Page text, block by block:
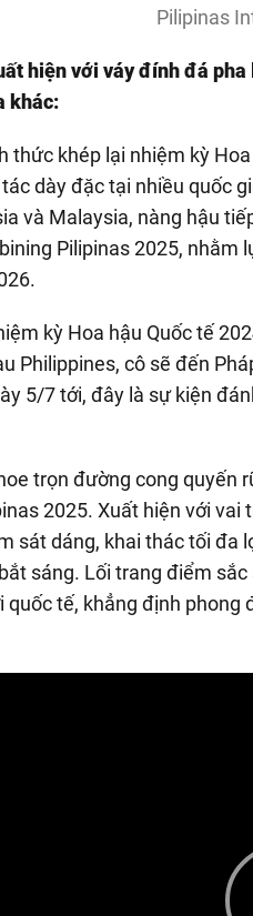
Pilipinas
hiện với váy đính đá
khác:
thức khép lại nhiệm kỳ
tác dày đặc tại nhiều quốc
và Malaysia, nàng hậu
Pilipinas 2025, nhằm
kỳ Hoa hậu Quốc tế
Philippines, cô sẽ đến
5/7 tới, đây là sự kiện
trọn đường cong quyến
2025. Xuất hiện với
sát dáng, khai thác tối đa
sáng. Lối trang điểm
quốc tế, khẳng định